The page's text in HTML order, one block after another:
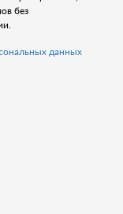
без
данных